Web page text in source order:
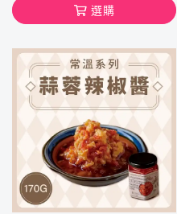
選購